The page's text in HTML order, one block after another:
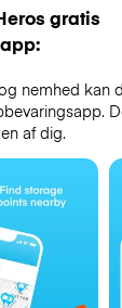
gratis
nemhed kan
af dig.